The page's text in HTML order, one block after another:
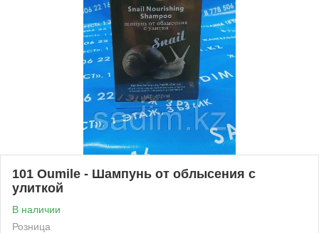
101 Oumile - Шампунь от облысения с
улиткой
В наличии
Розница